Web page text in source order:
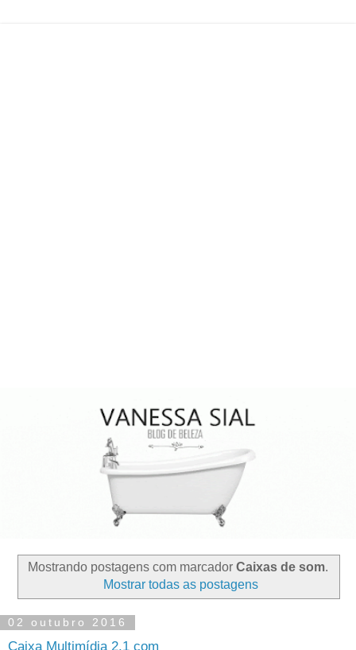
Mostrando postagens com marcador Caixas de som.
Mostrar todas as postagens
02 outubro 2016
Caixa Multimídia 2.1 com